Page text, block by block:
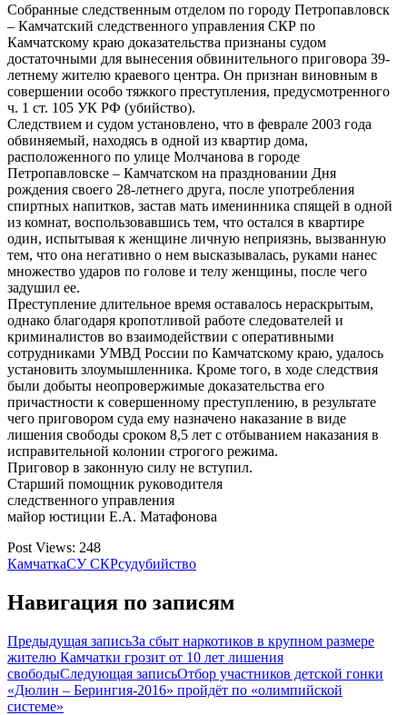
Собранные следственным отделом по городу Петропавловск
– Камчатский следственного управления СКР по
Камчатскому краю доказательства признаны судом
достаточными для вынесения обвинительного приговора 39-
летнему жителю краевого центра. Он признан виновным в
совершении особо тяжкого преступления, предусмотренного
ч. 1 ст. 105 УК РФ (убийство).
Следствием и судом установлено, что в феврале 2003 года
обвиняемый, находясь в одной из квартир дома,
расположенного по улице Молчанова в городе
Петропавловске – Камчатском на праздновании Дня
рождения своего 28-летнего друга, после употребления
спиртных напитков, застав мать именинника спящей в одной
из комнат, воспользовавшись тем, что остался в квартире
один, испытывая к женщине личную неприязнь, вызванную
тем, что она негативно о нем высказывалась, руками нанес
множество ударов по голове и телу женщины, после чего
задушил ее.
Преступление длительное время оставалось нераскрытым,
однако благодаря кропотливой работе следователей и
криминалистов во взаимодействии с оперативными
сотрудниками УМВД России по Камчатскому краю, удалось
установить злоумышленника. Кроме того, в ходе следствия
были добыты неопровержимые доказательства его
причастности к совершенному преступлению, в результате
чего приговором суда ему назначено наказание в виде
лишения свободы сроком 8,5 лет с отбыванием наказания в
исправительной колонии строгого режима.
Приговор в законную силу не вступил.
Старший помощник руководителя
следственного управления
майор юстиции Е.А. Матафонова
Post Views: 248
КамчаткаСУ СКРсудубийство
Навигация по записям
Предыдущая записьЗа сбыт наркотиков в крупном размере
жителю Камчатки грозит от 10 лет лишения
свободыСледующая записьОтбор участников детской гонки
«Дюлин – Берингия-2016» пройдёт по «олимпийской
системе»